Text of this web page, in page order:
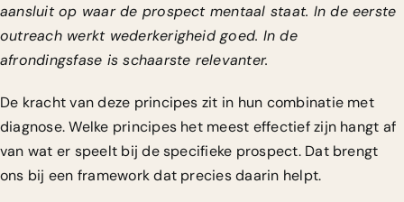
aansluit op waar de prospect mentaal staat. In de eerste
outreach werkt wederkerigheid goed. In de
afrondingsfase is schaarste relevanter.
De kracht van deze principes zit in hun combinatie met
diagnose. Welke principes het meest effectief zijn hangt af
van wat er speelt bij de specifieke prospect. Dat brengt
ons bij een framework dat precies daarin helpt.